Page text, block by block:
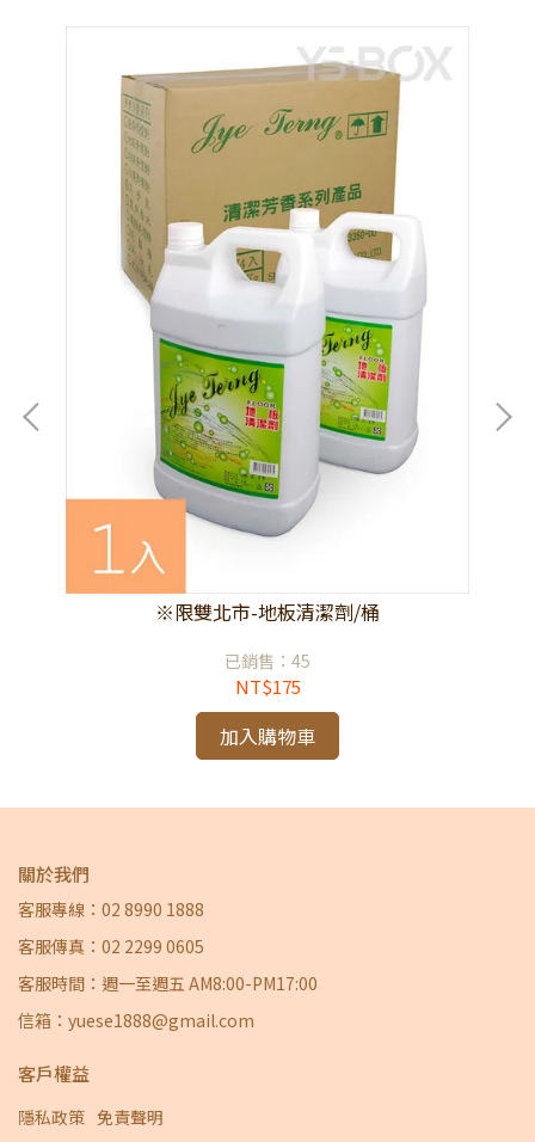
※限雙北市-地板清潔劑/桶
已銷售：45
NT$175
加入購物車
關於我們
客服專線：02 8990 1888
客服傳真：02 2299 0605
客服時間：週一至週五 AM8:00-PM17:00
信箱：yuese1888@gmail.com
客戶權益
隱私政策 免責聲明